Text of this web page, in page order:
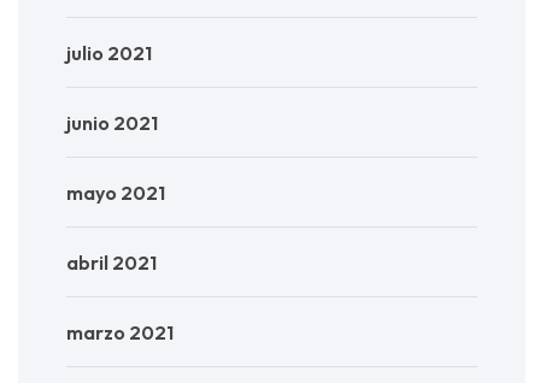
julio 2021
junio 2021
mayo 2021
abril 2021
marzo 2021